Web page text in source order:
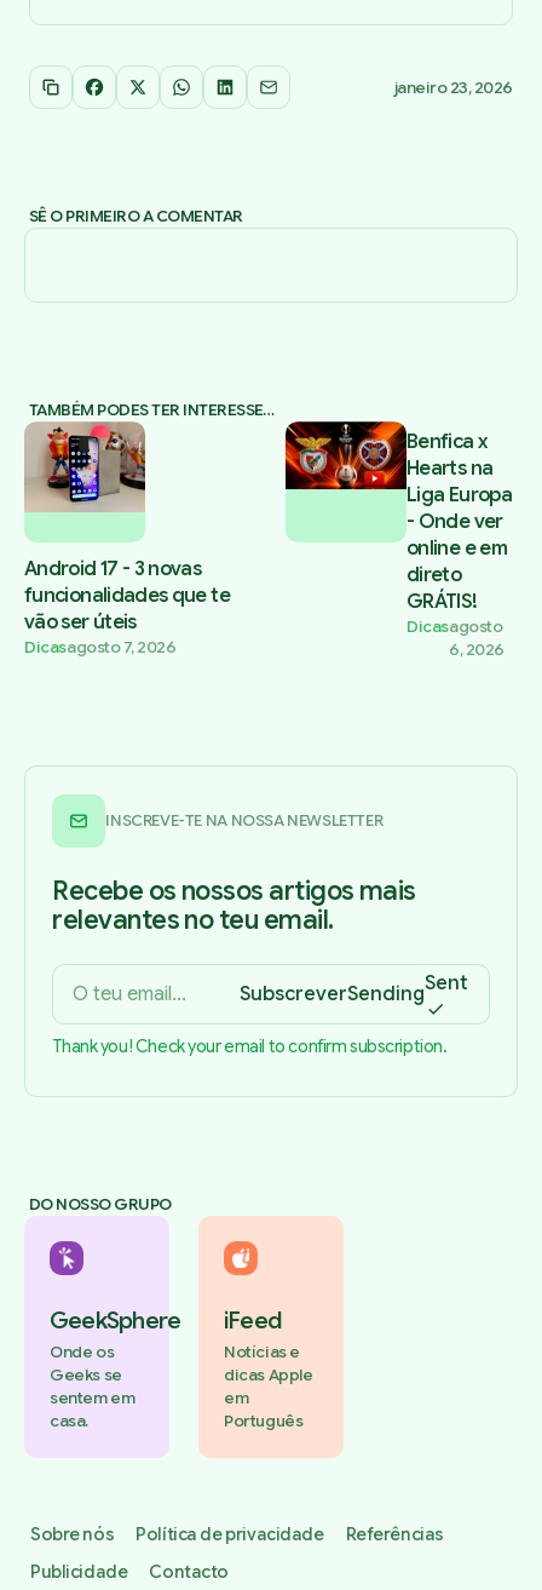
Copiar link
Facebook
X WhatsApp
LinkedInEmail janeiro 23, 2026
SÊ O PRIMEIRO A COMENTAR
TAMBÉM PODES TER INTERESSE…
Android 17 - 3 novas
funcionalidades que te
vão ser úteis
Dicasagosto 7, 2026
Benfica x
Hearts na
Liga Europa
- Onde ver
online e em
direto
GRÁTIS!
Dicasagosto
6, 2026
INSCREVE-TE NA NOSSA NEWSLETTER
Recebe os nossos artigos mais
relevantes no teu email.
SubscreverSendingSent
Thank you! Check your email to confirm subscription.
DO NOSSO GRUPO
GeekSphere
Onde os
Geeks se
sentem em
casa.
iFeed
Notícias e
dicas Apple
em
Português
Sobre nós Política de privacidade
Referências
Publicidade
Contacto